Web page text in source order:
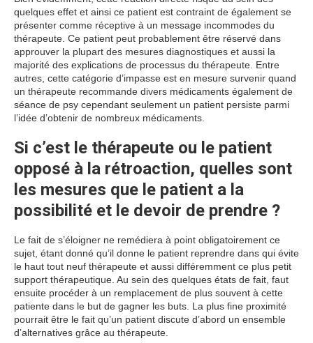
quelques effet et ainsi ce patient est contraint de également se
présenter comme réceptive à un message incommodes du
thérapeute. Ce patient peut probablement être réservé dans
approuver la plupart des mesures diagnostiques et aussi la
majorité des explications de processus du thérapeute. Entre
autres, cette catégorie d’impasse est en mesure survenir quand
un thérapeute recommande divers médicaments également de
séance de psy cependant seulement un patient persiste parmi
l’idée d’obtenir de nombreux médicaments.
Si c’est le thérapeute ou le patient
opposé à la rétroaction, quelles sont
les mesures que le patient a la
possibilité et le devoir de prendre ?
Le fait de s’éloigner ne remédiera à point obligatoirement ce
sujet, étant donné qu’il donne le patient reprendre dans qui évite
le haut tout neuf thérapeute et aussi différemment ce plus petit
support thérapeutique. Au sein des quelques états de fait, faut
ensuite procéder à un remplacement de plus souvent à cette
patiente dans le but de gagner les buts. La plus fine proximité
pourrait être le fait qu’un patient discute d’abord un ensemble
d’alternatives grâce au thérapeute.